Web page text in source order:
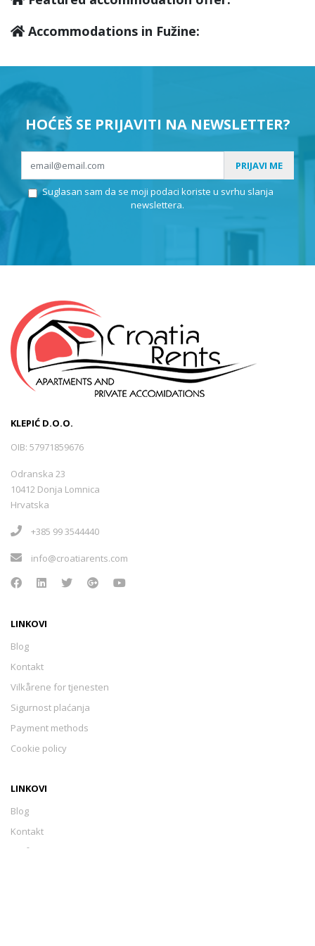
Accommodations in Fužine:
HOĆEŠ SE PRIJAVITI NA NEWSLETTER?
PRIJAVI ME
Suglasan sam da se moji podaci koriste u svrhu slanja
newslettera.
KLEPIĆ D.O.O.
OIB: 57971859676
Odranska 23
10412 Donja Lomnica
Hrvatska
+385 99 3544440
info@croatiarents.com
LINKOVI
Blog
Kontakt
Vilkårene for tjenesten
Sigurnost plaćanja
Payment methods
Cookie policy
LINKOVI
Blog
Kontakt
Vilkårene for tjenesten